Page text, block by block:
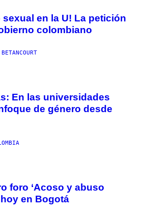
sexual en la U! La petición
colombiano
En las universidades
de género desde
foro ‘Acoso y abuso
hoy en Bogotá